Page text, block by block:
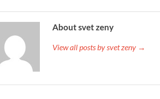
About svet zeny
View all posts by svet zeny →